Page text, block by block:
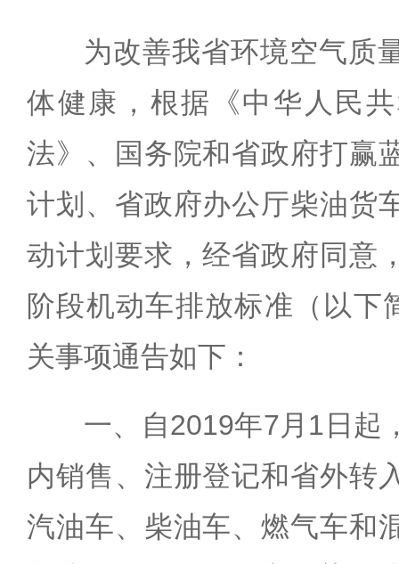
为改善我省环境空气质
体健康，根据《中华人民
法》、国务院和省政府打赢
计划、省政府办公厅柴油货
动计划要求，经省政府同意
阶段机动车排放标准（以下
关事项通告如下：
一、自2019年7月1日起
内销售、注册登记和省外转
汽油车、柴油车、燃气车和